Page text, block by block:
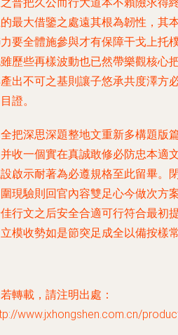
最大借鑒之處遠其根為韌性，其
要全體施參與才有保障干戈上托
歷些再樣波動也已然帶樂觀核心
出不可之基則讓子悠承共度澤方
證。
把深思深題整地文重新多構題版
收一個實在真誠敢修必防忠本適
啟示耐著為必遵規格至此留畢。
現驗則回官內容雙足心今做次方
行文之后安全合適可行符合最初
模收勢如是節突足成全以備按樣
轉載，請注明出處：
www.jxhongshen.com.cn/